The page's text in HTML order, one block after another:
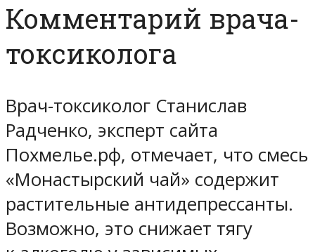
Комментарий врача-
токсиколога
Врач-токсиколог Станислав
Радченко, эксперт сайта
Похмелье.рф, отмечает, что смесь
«Монастырский чай» содержит
растительные антидепрессанты.
Возможно, это снижает тягу